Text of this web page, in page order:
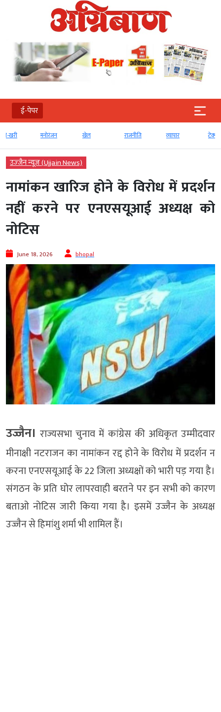
ई-पेपर
मनोरंजन खेल व्‍यापार टेक्‍नोलॉजी
उज्‍जैन न्यूज़ (Ujjain News)
नामांकन खारिज होने के विरोध में प्रदर्शन
नहीं करने पर एनएसयूआई अध्यक्ष को
नोटिस
June 18, 2026 bhopal
उज्जैन। राज्यसभा चुनाव में कांग्रेस की अधिकृत उम्मीदवार
मीनाक्षी नटराजन का नामांकन रद्द होने के विरोध में प्रदर्शन न
करना एनएसयूआई के 22 जिला अध्यक्षों को भारी पड़ गया है।
संगठन के प्रति घोर लापरवाही बरतने पर इन सभी को कारण
बताओ नोटिस जारी किया गया है। इसमें उज्जैन के अध्यक्ष
उज्जैन से हिमांशु शर्मा भी शामिल हैं।